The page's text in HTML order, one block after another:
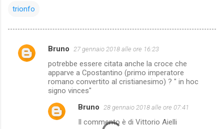
trionfo
C
Bruno 27 gennaio 2018 alle ore 16:23
potrebbe essere citata anche la croce che
apparve a Cpostantino (primo imperatore
romano convertito al cristianesimo) ? " in hoc
signo vinces"
Bruno 28 gennaio 2018 alle ore 07:41
Il commento è di Vittorio Aielli